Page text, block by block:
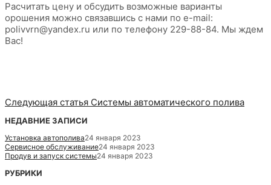
Расчитать цену и обсудить возможные варианты
орошения можно связавшись с нами по e-mail:
polivvrn@yandex.ru или по телефону 229-88-84. Мы ждем
Вас!
Следующая статья Системы автоматического полива
НЕДАВНИЕ ЗАПИСИ
Установка автополива24 января 2023
Сервисное обслуживание24 января 2023
Продув и запуск системы24 января 2023
РУБРИКИ